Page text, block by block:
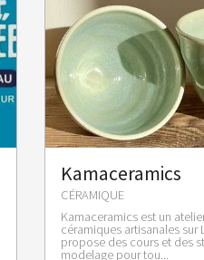
Kamaceramics
CÉRAMIQUE
Kamaceramics est un
céramiques artisanales sur
propose des cours et des
modelage pour tou...